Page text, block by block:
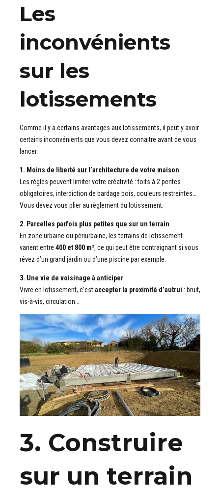
Les
inconvénients
sur les
lotissements
Comme il y a certains avantages aux lotissements, il peut y avoir
certains inconvénients que vous devez connaitre avant de vous
lancer.
1. Moins de liberté sur l’architecture de votre maison
Les règles peuvent limiter votre créativité : toits à 2 pentes
obligatoires, interdiction de bardage bois, couleurs restreintes…
Vous devez vous plier au règlement du lotissement.
2. Parcelles parfois plus petites que sur un terrain
En zone urbaine ou périurbaine, les terrains de lotissement
varient entre 400 et 800 m², ce qui peut être contraignant si vous
rêvez d’un grand jardin ou d’une piscine par exemple.
3. Une vie de voisinage à anticiper
Vivre en lotissement, c’estaccepter la proximité d’autrui : bruit,
vis-à-vis, circulation…
3. Construire
sur un terrain